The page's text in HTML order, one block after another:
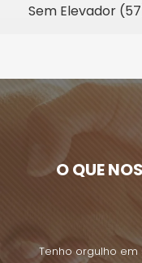
Sem Elevador
O QUE
Tenho orgulho